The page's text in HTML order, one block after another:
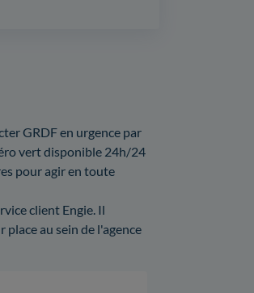
GRDF en urgence par
vert disponible 24h/24
pour agir en toute
client Engie. Il
place au sein de l'agence